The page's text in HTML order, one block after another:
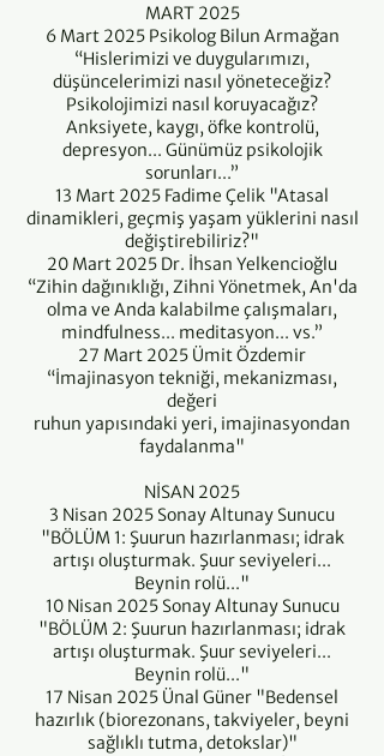
MART 2025
6 Mart 2025 Psikolog Bilun Armağan
“Hislerimizi ve duygularımızı,
düşüncelerimizi nasıl yöneteceğiz?
Psikolojimizi nasıl koruyacağız?
Anksiyete, kaygı, öfke kontrolü,
depresyon... Günümüz psikolojik
sorunları...”
13 Mart 2025 Fadime Çelik "Atasal
dinamikleri, geçmiş yaşam yüklerini nasıl
değiştirebiliriz?"
20 Mart 2025 Dr. İhsan Yelkencioğlu
“Zihin dağınıklığı, Zihni Yönetmek, An'da
olma ve Anda kalabilme çalışmaları,
mindfulness... meditasyon... vs.”
27 Mart 2025 Ümit Özdemir
“İmajinasyon tekniği, mekanizması,
değeri
ruhun yapısındaki yeri, imajinasyondan
faydalanma"
NİSAN 2025
3 Nisan 2025 Sonay Altunay Sunucu
"BÖLÜM 1: Şuurun hazırlanması; idrak
artışı oluşturmak. Şuur seviyeleri...
Beynin rolü..."
10 Nisan 2025 Sonay Altunay Sunucu
"BÖLÜM 2: Şuurun hazırlanması; idrak
artışı oluşturmak. Şuur seviyeleri...
Beynin rolü..."
17 Nisan 2025 Ünal Güner "Bedensel
hazırlık (biorezonans, takviyeler, beyni
sağlıklı tutma, detokslar)"